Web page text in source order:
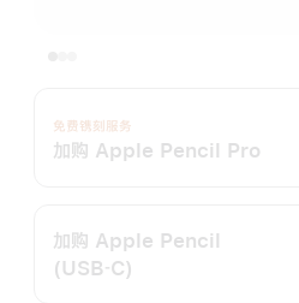
免费镌刻服务
加购 Apple Pencil Pro
加购 Apple Pencil
(USB‑C)